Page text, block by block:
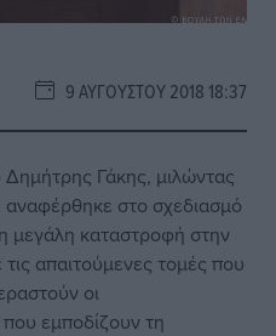
9 ΑΥΓΟΎΣΤΟΥ 2018 18:37
Γάκης, μιλώντας
στο σχεδιασμό
μεγάλη καταστροφή στην
απαιτούμενες τομές που
οι
εμποδίζουν τη